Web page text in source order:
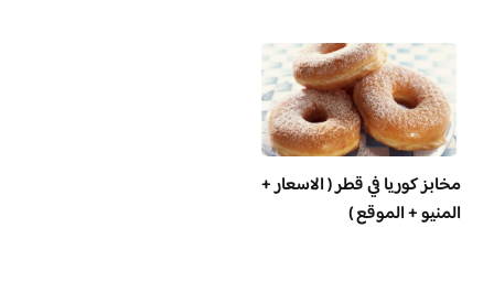
مخابز كوريا في قطر ( الاسعار +
المنيو + الموقع )